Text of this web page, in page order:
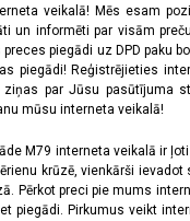
veikalā! Mēs esam
un informēti par visām
piegādi uz DPD paku
piegādi! Reģistrējieties
ziņas par Jūsu pasūtījuma
mūsu interneta veikalā!
M79 interneta veikalā ir
krūzē, vienkārši
Pērkot preci pie mums
piegādi. Pirkumus veikt